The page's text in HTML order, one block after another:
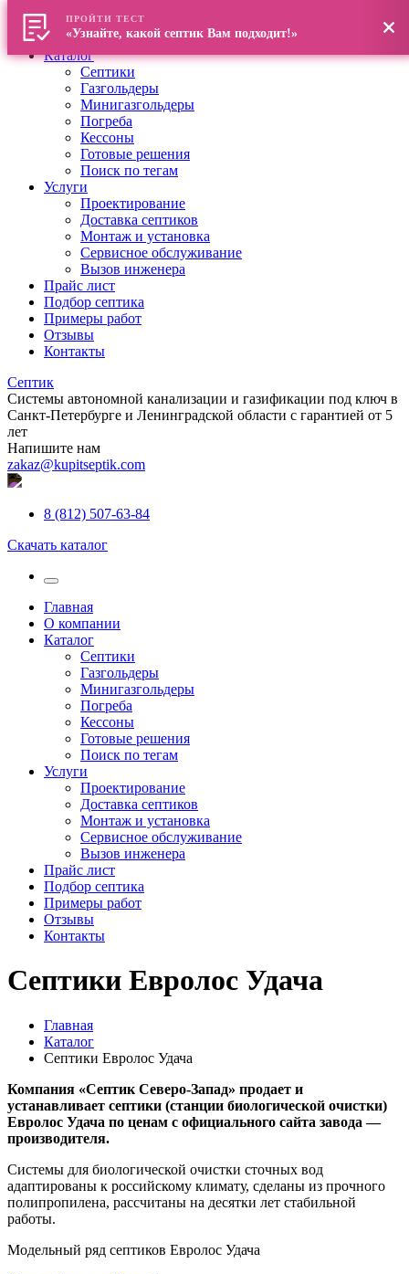
Главная
О компании
Каталог
Септики
Газгольдеры
Минигазгольдеры
Погреба
Кессоны
Готовые решения
Поиск по тегам
Услуги
Проектирование
Доставка септиков
Монтаж и установка
Сервисное обслуживание
Вызов инженера
Прайс лист
Подбор септика
Примеры работ
Отзывы
Контакты
Септик
Системы автономной канализации и газификации под ключ в
Санкт-Петербурге и Ленинградской области с гарантией от 5
лет
Напишите нам
zakaz@kupitseptik.com
8 (812) 507-63-84
Скачать каталог
Главная
О компании
Каталог
Септики
Газгольдеры
Минигазгольдеры
Погреба
Кессоны
Готовые решения
Поиск по тегам
Услуги
Проектирование
Доставка септиков
Монтаж и установка
Сервисное обслуживание
Вызов инженера
Прайс лист
Подбор септика
Примеры работ
Отзывы
Контакты
Септики Евролос Удача
Главная
Каталог
Септики Евролос Удача
Компания «Септик Северо-Запад» продает и
устанавливает септики (станции биологической очистки)
Евролос Удача по ценам с официального сайта завода —
производителя.
Системы для биологической очистки сточных вод
адаптированы к российскому климату, сделаны из прочного
полипропилена, рассчитаны на десятки лет стабильной
работы.
Модельный ряд септиков Евролос Удача
ПРОЙТИ ТЕСТ
«Узнайте, какой септик Вам подходит!»